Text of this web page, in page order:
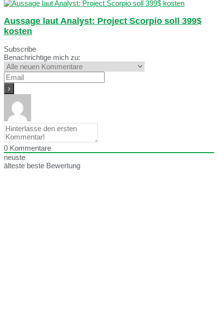
Aussage laut Analyst: Project Scorpio soll 399$
kosten
Subscribe
Benachrichtige mich zu:
0 Kommentare
neuste
älteste beste Bewertung